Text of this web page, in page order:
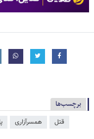
برچسب‌ها
قتل همسرآزاری